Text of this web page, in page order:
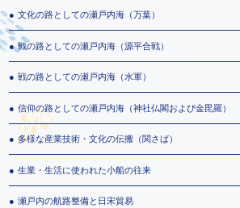
文化の路としての瀬戸内海（万葉）
戦の路としての瀬戸内海（源平合戦）
戦の路としての瀬戸内海（水軍）
信仰の路としての瀬戸内海（神社仏閣および金毘羅）
多様な産業技術・文化の伝搬（関さば）
生業・生活に使われた小船の往来
瀬戸内の航路整備と日宋貿易